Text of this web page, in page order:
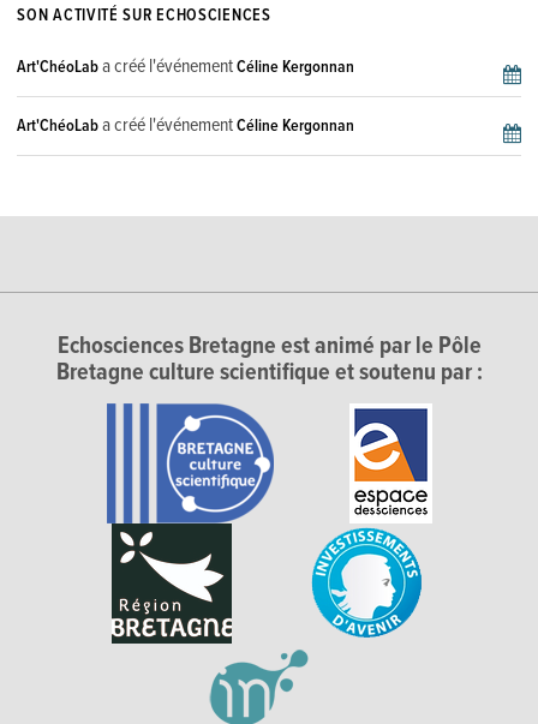
SON ACTIVITÉ SUR ECHOSCIENCES
Art'ChéoLaba créé l'événementCéline Kergonnan
Art'ChéoLaba créé l'événementCéline Kergonnan
Echosciences Bretagne est animé par le Pôle
Bretagne culture scientifique et soutenu par :